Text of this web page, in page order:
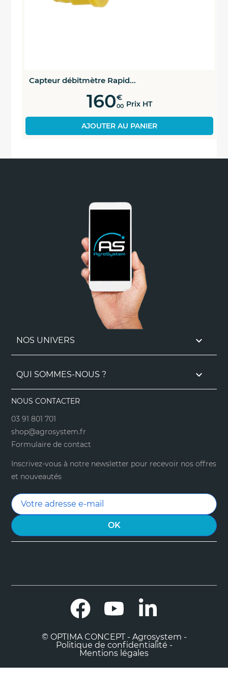
Capteur débitmètre Rapid...
160€
00 Prix HT
AJOUTER AU PANIER
1 cm = 0,39 "
NOS UNIVERS 
QUI SOMMES-NOUS ? 
NOUS CONTACTER
03 91 801 701
shop@agrosystem.fr
Formulaire de contact
Inscrivez-vous à notre newsletter pour recevoir nos offres
et nouveautés
Facebook YouTube
© OPTIMA CONCEPT - Agrosystem -
Politique de confidentialité -
Mentions légales